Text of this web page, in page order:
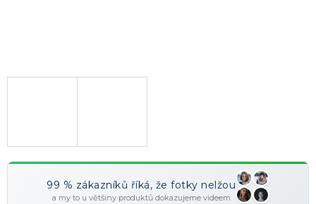
99 % zákazníků říká, že fotky nelžou
a my to u většiny produktů dokazujeme videem